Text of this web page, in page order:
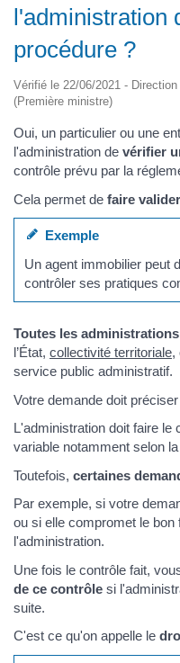
l'administration
procédure ?
Vérifié le 22/06/2021 -
(Première ministre)
Oui, un particulier ou une
l'administration de vérifier
contrôle prévu par la
Cela permet de faire valider
Exemple
Un agent immobilier peut
contrôler ses pratiques
Toutes les
l’État, collectivité territoriale,
service public administratif.
Votre demande doit préciser
L'administration doit faire le
variable notamment selon
Toutefois, certaines
Par exemple, si votre
ou si elle compromet le
l'administration.
Une fois le contrôle fait,
de ce contrôle si
suite.
C'est ce qu'on appelle le